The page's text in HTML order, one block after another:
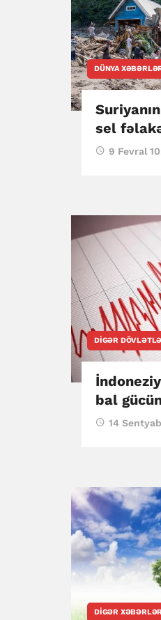
DÜNYA
sel
9 Fevral
DIGƏR
bal
14
DIGƏR